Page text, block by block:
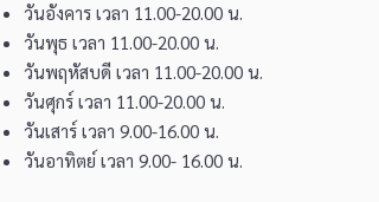
วันอังคาร เวลา 11.00-20.00 น.
วันพุธ เวลา 11.00-20.00 น.
วันพฤหัสบดี เวลา 11.00-20.00 น.
วันศุกร์ เวลา 11.00-20.00 น.
วันเสาร์ เวลา 9.00-16.00 น.
วันอาทิตย์ เวลา 9.00- 16.00 น.